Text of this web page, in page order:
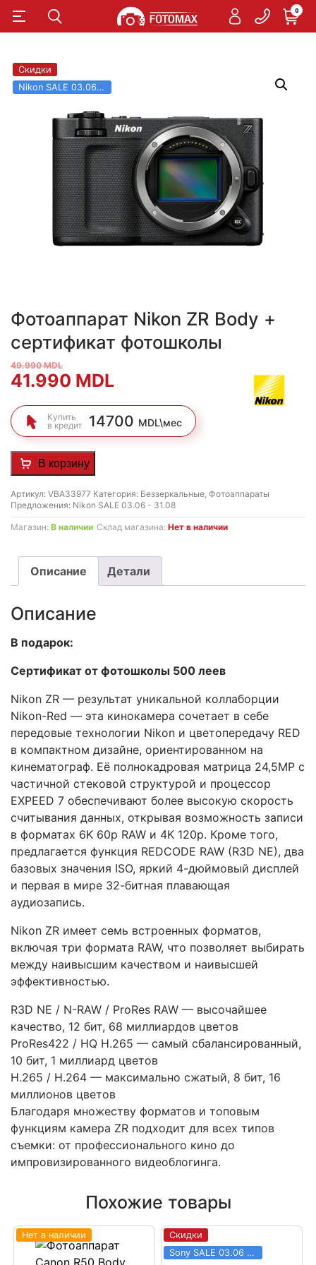
0
Скидки
Nikon SALE 03.06 - 31.08
Фотоаппарат Nikon ZR Body +
сертификат фотошколы
49.990MDL
Первоначальная
цена
составляла
49.990 MDL.
41.990 MDLТекущая
цена:
41.990 MDL.
Купить
в кредит
14700 MDL\мес
В корзину
Артикул: VBA33977 Категория: Беззеркальные, Фотоаппараты
Предложения: Nikon SALE 03.06 - 31.08
Магазин: В наличии Склад магазина: Нет в наличии
Описание Детали
Описание
В подарок:
Сертификат от фотошколы 500 леев
Nikon ZR — результат уникальной коллаборции
Nikon-Red — эта кинокамера сочетает в себе
передовые технологии Nikon и цветопередачу RED
в компактном дизайне, ориентированном на
кинематограф. Её полнокадровая матрица 24,5MP с
частичной стековой структурой и процессор
EXPEED 7 обеспечивают более высокую скорость
считывания данных, открывая возможность записи
в форматах 6K 60p RAW и 4K 120p. Кроме того,
предлагается функция REDCODE RAW (R3D NE), два
базовых значения ISO, яркий 4-дюймовый дисплей
и первая в мире 32-битная плавающая
аудиозапись.
Nikon ZR имеет семь встроенных форматов,
включая три формата RAW, что позволяет выбирать
между наивысшим качеством и наивысшей
эффективностью.
R3D NE / N-RAW / ProRes RAW — высочайшее
качество, 12 бит, 68 миллиардов цветов
ProRes422 / HQ H.265 — самый сбалансированный,
10 бит, 1 миллиард цветов
H.265 / H.264 — максимально сжатый, 8 бит, 16
миллионов цветов
Благодаря множеству форматов и топовым
функциям камера ZR подходит для всех типов
съемки: от профессионального кино до
импровизированного видеоблогинга.
Похожие товары
Нет в наличии
Скидки
Sony SALE 03.06 - 31.08